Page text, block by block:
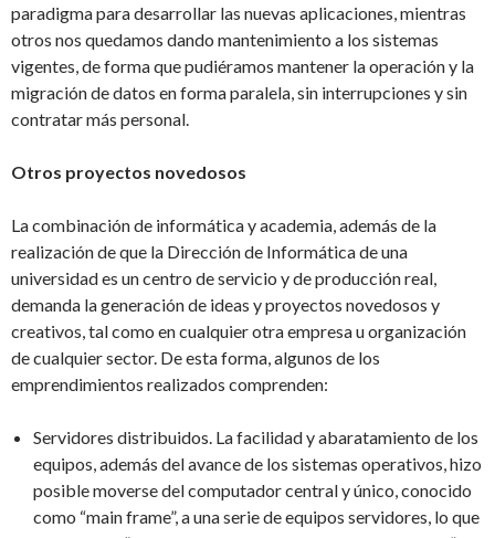
paradigma para desarrollar las nuevas aplicaciones, mientras
otros nos quedamos dando mantenimiento a los sistemas
vigentes, de forma que pudiéramos mantener la operación y la
migración de datos en forma paralela, sin interrupciones y sin
contratar más personal.
Otros proyectos novedosos
La combinación de informática y academia, además de la
realización de que la Dirección de Informática de una
universidad es un centro de servicio y de producción real,
demanda la generación de ideas y proyectos novedosos y
creativos, tal como en cualquier otra empresa u organización
de cualquier sector. De esta forma, algunos de los
emprendimientos realizados comprenden:
Servidores distribuidos. La facilidad y abaratamiento de los
equipos, además del avance de los sistemas operativos, hizo
posible moverse del computador central y único, conocido
como “main frame”, a una serie de equipos servidores, lo que